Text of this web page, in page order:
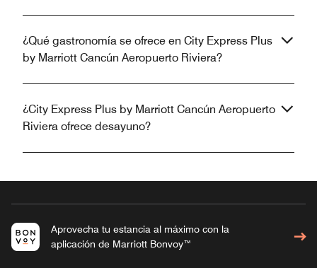
¿Qué gastronomía se ofrece en City Express Plus
by Marriott Cancún Aeropuerto Riviera?
¿City Express Plus by Marriott Cancún Aeropuerto
Riviera ofrece desayuno?
Aprovecha tu estancia al máximo con la
aplicación de Marriott Bonvoy™